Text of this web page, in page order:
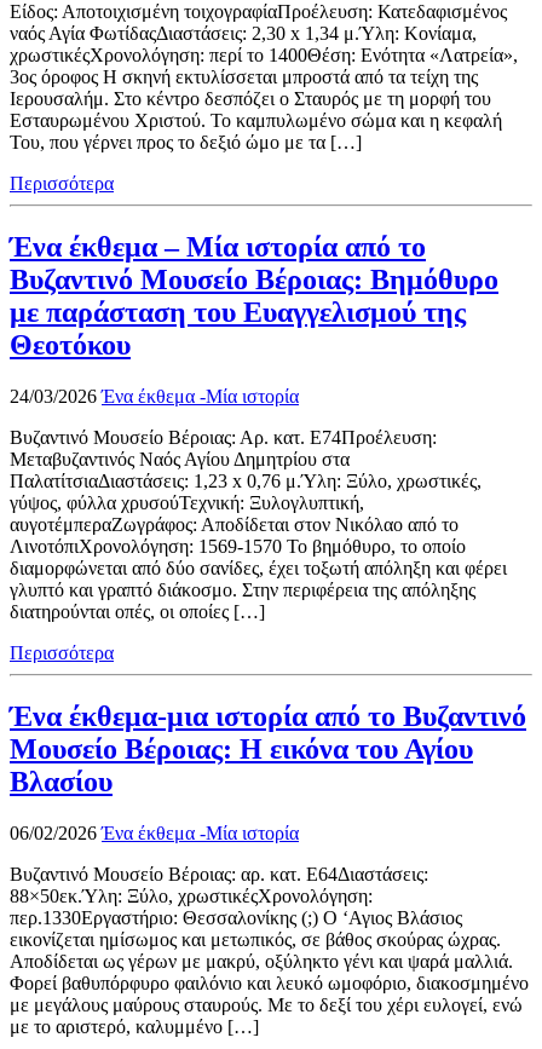
Είδος: Αποτοιχισμένη τοιχογραφίαΠροέλευση: Κατεδαφισμένος
ναός Αγία ΦωτίδαςΔιαστάσεις: 2,30 x 1,34 μ.Ύλη: Κονίαμα,
χρωστικέςΧρονολόγηση: περί το 1400Θέση: Ενότητα «Λατρεία»,
3ος όροφος Η σκηνή εκτυλίσσεται μπροστά από τα τείχη της
Ιερουσαλήμ. Στο κέντρο δεσπόζει ο Σταυρός με τη μορφή του
Εσταυρωμένου Χριστού. Το καμπυλωμένο σώμα και η κεφαλή
Του, που γέρνει προς το δεξιό ώμο με τα […]
Περισσότερα
Ένα έκθεμα – Μία ιστορία από το
Βυζαντινό Μουσείο Βέροιας: Βημόθυρο
με παράσταση του Ευαγγελισμού της
Θεοτόκου
24/03/2026 Ένα έκθεμα -Μία ιστορία
Βυζαντινό Μουσείο Βέροιας: Αρ. κατ. Ε74Προέλευση:
Μεταβυζαντινός Ναός Αγίου Δημητρίου στα
ΠαλατίτσιαΔιαστάσεις: 1,23 x 0,76 μ.Ύλη: Ξύλο, χρωστικές,
γύψος, φύλλα χρυσούΤεχνική: Ξυλογλυπτική,
αυγοτέμπεραΖωγράφος: Αποδίδεται στον Νικόλαο από το
ΛινοτόπιΧρονολόγηση: 1569-1570 Το βημόθυρο, το οποίο
διαμορφώνεται από δύο σανίδες, έχει τοξωτή απόληξη και φέρει
γλυπτό και γραπτό διάκοσμο. Στην περιφέρεια της απόληξης
διατηρούνται οπές, οι οποίες […]
Περισσότερα
Ένα έκθεμα-μια ιστορία από το Βυζαντινό
Μουσείο Βέροιας: Η εικόνα του Αγίου
Βλασίου
06/02/2026 Ένα έκθεμα -Μία ιστορία
Βυζαντινό Μουσείο Βέροιας: αρ. κατ. Ε64Διαστάσεις:
88×50εκ.Ύλη: Ξύλο, χρωστικέςΧρονολόγηση:
περ.1330Εργαστήριο: Θεσσαλονίκης (;) Ο ‘Αγιος Βλάσιος
εικονίζεται ημίσωμος και μετωπικός, σε βάθος σκούρας ώχρας.
Αποδίδεται ως γέρων με μακρύ, οξύληκτο γένι και ψαρά μαλλιά.
Φορεί βαθυπόρφυρο φαιλόνιο και λευκό ωμοφόριο, διακοσμημένο
με μεγάλους μαύρους σταυρούς. Με το δεξί του χέρι ευλογεί, ενώ
με το αριστερό, καλυμμένο […]